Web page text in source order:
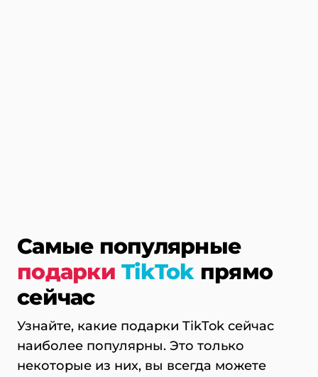
Самые популярные
подарки TikTokпрямо
сейчас
Узнайте, какие подарки TikTok сейчас
наиболее популярны. Это только
некоторые из них, вы всегда можете